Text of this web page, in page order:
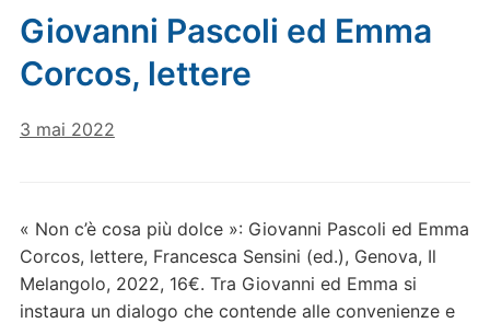
Giovanni Pascoli ed Emma
Corcos, lettere
3 mai 2022
« Non c’è cosa più dolce »: Giovanni Pascoli ed Emma
Corcos, lettere, Francesca Sensini (ed.), Genova, Il
Melangolo, 2022, 16€. Tra Giovanni ed Emma si
instaura un dialogo che contende alle convenienze e